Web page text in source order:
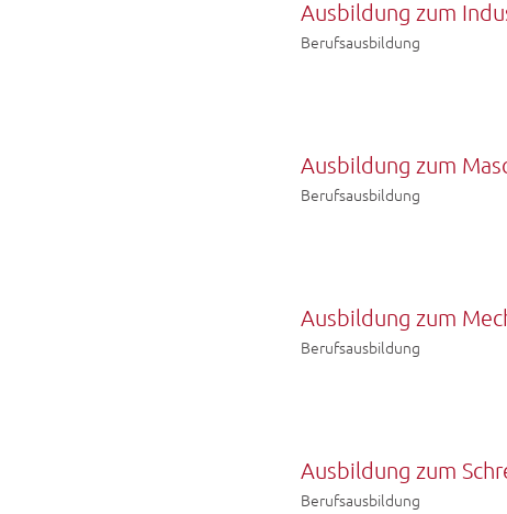
Ausbildung zum
Berufsausbildung
Ausbildung zum
Berufsausbildung
Ausbildung zum
Berufsausbildung
Ausbildung zum
Berufsausbildung